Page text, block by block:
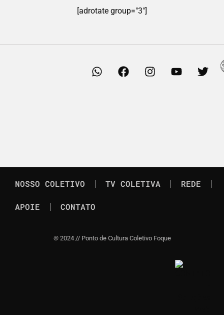
[adrotate group="3"]
NOSSO COLETIVO TV COLETIVA REDE
APOIE CONTATO
© 2024 // Ponto de Cultura Coletivo Foque